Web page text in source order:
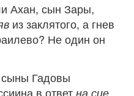
Ахан, сын Зары,
из заклятого, а гнев
Не один он
Гадовы
в ответ на сие